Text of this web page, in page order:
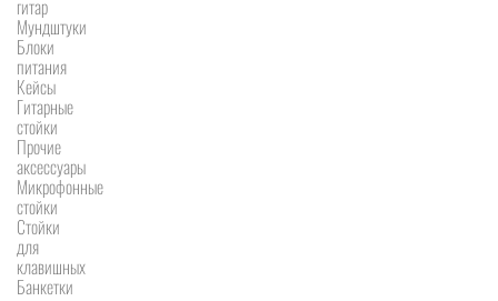
гитар
Мундштуки
Блоки
питания
Кейсы
Гитарные
стойки
Прочие
аксессуары
Микрофонные
стойки
Стойки
для
клавишных
Банкетки